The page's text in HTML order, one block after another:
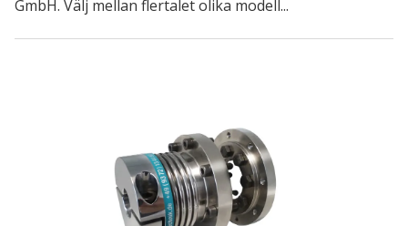
GmbH. Välj mellan flertalet olika modell...